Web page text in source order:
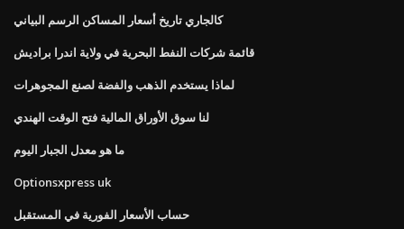
كالجاري تاريخ أسعار المساكن الرسم البياني
قائمة شركات النفط البحرية في ولاية اندرا براديش
لماذا يستخدم الذهب والفضة لصنع المجوهرات
لنا سوق الأوراق المالية فتح الوقت الهندي
ما هو معدل الجبار اليوم
Optionsxpress uk
حساب الأسعار الفورية في المستقبل